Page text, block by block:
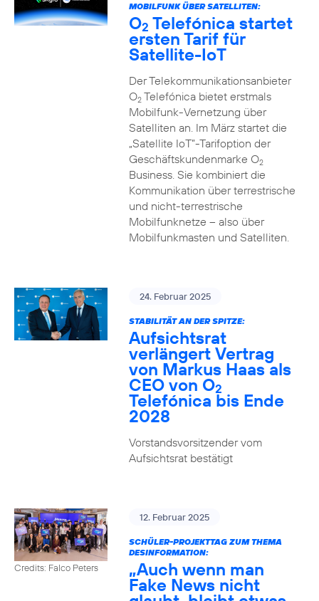
MOBILFUNK ÜBER SATELLITEN:
O2 Telefónica startet
ersten Tarif für
Satellite-IoT
Der Telekommunikationsanbieter
O2Telefónica bietet erstmals
Mobilfunk-Vernetzung über
Satelliten an. Im März startet die
„Satellite IoT”-Tarifoption der
Geschäftskundenmarke O2
Business. Sie kombiniert die
Kommunikation über terrestrische
und nicht-terrestrische
Mobilfunknetze – also über
Mobilfunkmasten und Satelliten.
24. Februar 2025
STABILITÄT AN DER SPITZE:
Aufsichtsrat
verlängert Vertrag
von Markus Haas als
CEO von O2
Telefónica bis Ende
2028
Vorstandsvorsitzender vom
Aufsichtsrat bestätigt
Credits: Falco Peters
12. Februar 2025
SCHÜLER-PROJEKTTAG ZUM THEMA
DESINFORMATION:
„Auch wenn man
Fake News nicht